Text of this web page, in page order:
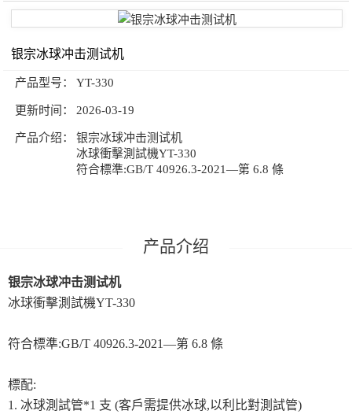
眼镜设备
物理测试系列
量计系列
英国INSPEC
银宗冰球冲击测试机
产品型号： YT-330
更新时间： 2026-03-19
产品介绍：
银宗冰球冲击测试机
冰球衝擊測試機YT-330
符合標準:GB/T 40926.3-2021—第 6.8 條
产品介绍
银宗冰球冲击测试机
冰球衝擊測試機YT-330
符合標準:GB/T 40926.3-2021—第 6.8 條
標配:
1. 冰球測試管*1 支 (客戶需提供冰球,以利比對測試管)